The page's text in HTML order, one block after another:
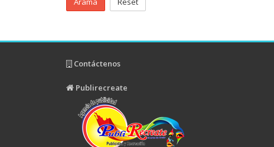
Contáctenos
Publirecreate